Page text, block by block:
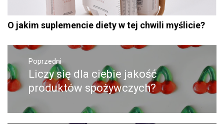
O jakim suplemencie diety w tej chwili myślicie?
Nawigacja
wpisu
Poprzedni
Poprzedni
wpis:
Liczy się dla ciebie jakość
produktów spożywczych?